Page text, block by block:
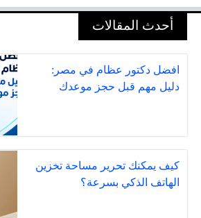
أحدث المقالات
افضل دكتور عظام في مصر:
دليل مهم قبل حجز موعدك
كيف يمكنك تحرير مساحة تخزين
الهاتف الذكي بسرعة؟